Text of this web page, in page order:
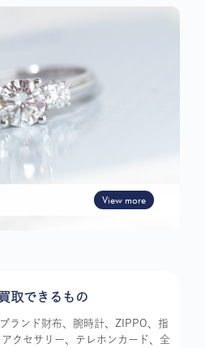
View more
取できるもの
ランド財布、腕時計、ZIPPO、指
クセサリー、テレホンカード、全